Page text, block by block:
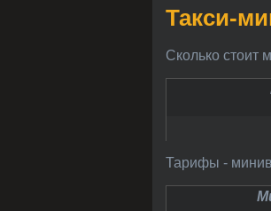
Такси-
Сколько
Тарифы -